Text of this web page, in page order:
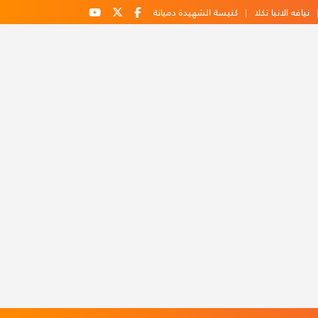
نيافه الانبا تكلا كنيسة الشهيدة دميانة